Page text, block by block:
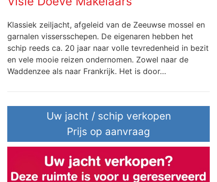
Klassiek zeiljacht, afgeleid van de Zeeuwse mossel en
garnalen vissersschepen. De eigenaren hebben het
schip reeds ca. 20 jaar naar volle tevredenheid in bezit
en vele mooie reizen ondernomen. Zowel naar de
Waddenzee als naar Frankrijk. Het is door…
Uw jacht / schip verkopen
Prijs op aanvraag